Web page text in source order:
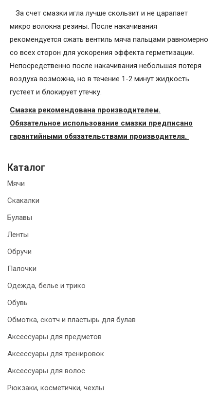
За счет смазки игла лучше скользит и не царапает
микро волокна резины. После накачивания
рекомендуется сжать вентиль мяча пальцами равномерно
со всех сторон для ускорения эффекта герметизации.
Непосредственно после накачивания небольшая потеря
воздуха возможна, но в течение 1-2 минут жидкость
густеет и блокирует утечку.
Смазка рекомендована производителем.
Обязательное использование смазки предписано
гарантийными обязательствами производителя.
Каталог
Мячи
Скакалки
Булавы
Ленты
Обручи
Палочки
Одежда, белье и трико
Обувь
Обмотка, скотч и пластырь для булав
Аксессуары для предметов
Аксессуары для тренировок
Аксессуары для волос
Рюкзаки, косметички, чехлы